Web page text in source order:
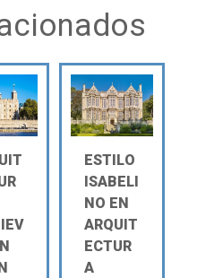
ESTILO
ISABELI
NO EN
ARQUIT
ECTUR
A